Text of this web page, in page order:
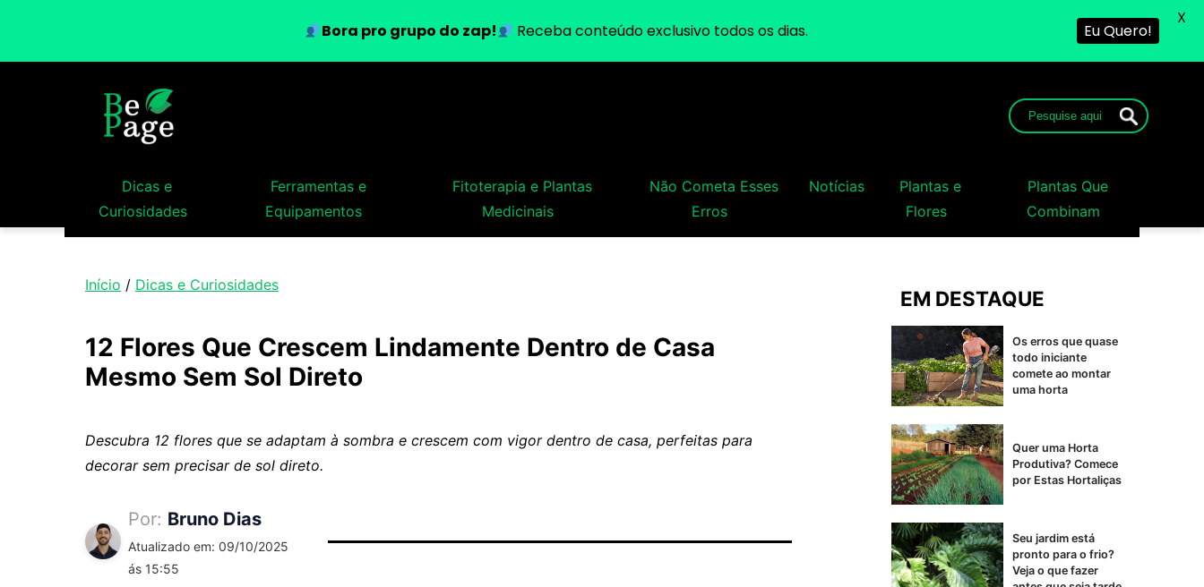
Dicas e
Curiosidades
Ferramentas e
Equipamentos
Fitoterapia e Plantas
Medicinais
Não Cometa Esses
Erros
Notícias
Plantas e
Flores
Plantas Que
Combinam
Início / Dicas e Curiosidades
12 Flores Que Crescem Lindamente Dentro de Casa
Mesmo Sem Sol Direto
Descubra 12 flores que se adaptam à sombra e crescem com vigor dentro de casa, perfeitas para
decorar sem precisar de sol direto.
Por: Bruno Dias
Atualizado em: 09/10/2025
ás 15:55
EM DESTAQUE
Os erros que quase
todo iniciante
comete ao montar
uma horta
Quer uma Horta
Produtiva? Comece
por Estas Hortaliças
Seu jardim está
pronto para o frio?
Veja o que fazer
Bora pro grupo do zap! Receba conteúdo exclusivo todos os dias. Eu Quero!
X